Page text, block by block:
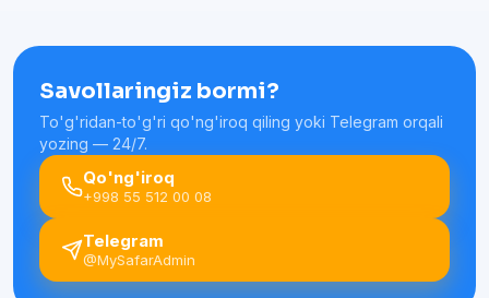
Savollaringiz bormi?
To'g'ridan-to'g'ri qo'ng'iroq qiling yoki Telegram orqali
yozing — 24/7.
Qo'ng'iroq
+998 55 512 00 08
Telegram
@MySafarAdmin